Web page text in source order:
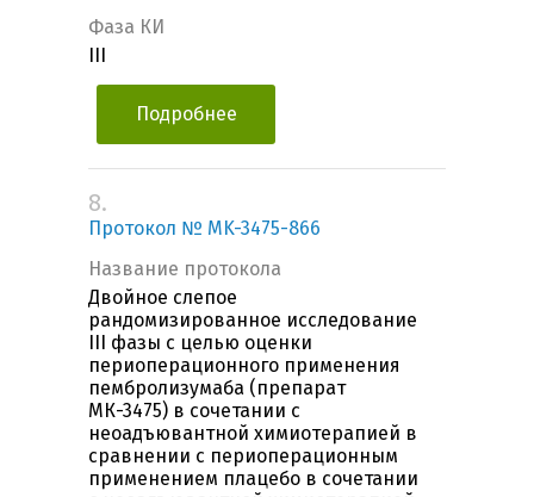
Фаза КИ
Подробнее
8.
Протокол № MK-3475-866
Название протокола
Двойное слепое
рандомизированное исследование
III фазы с целью оценки
периоперационного применения
пембролизумаба (препарат
МК-3475) в сочетании с
неоадъювантной химиотерапией в
сравнении с периоперационным
применением плацебо в сочетании